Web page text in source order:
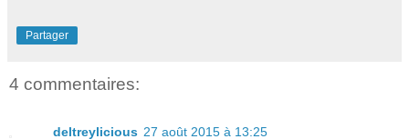
Partager
4 commentaires:
deltreylicious 27 août 2015 à 13:25